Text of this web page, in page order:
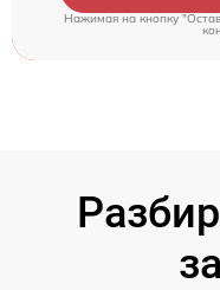
Нажимая на кнопку